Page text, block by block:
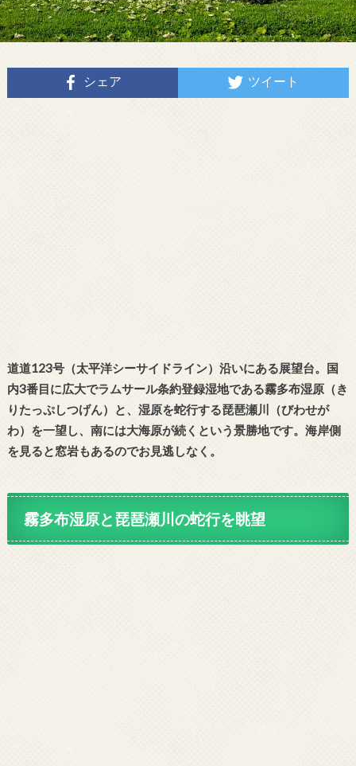
シェア ツイート
道道123号（太平洋シーサイドライン）沿いにある展望台。国
内3番目に広大でラムサール条約登録湿地である霧多布湿原（き
りたっぷしつげん）と、湿原を蛇行する琵琶瀬川（びわせが
わ）を一望し、南には大海原が続くという景勝地です。海岸側
を見ると窓岩もあるのでお見逃しなく。
霧多布湿原と琵琶瀬川の蛇行を眺望